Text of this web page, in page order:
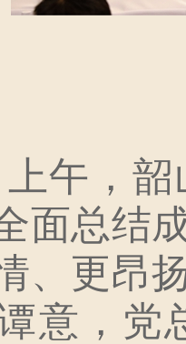
上午，
面总结
、更昂
意，党